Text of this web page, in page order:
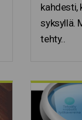
kahdesti,
syksyllä.
tehty..